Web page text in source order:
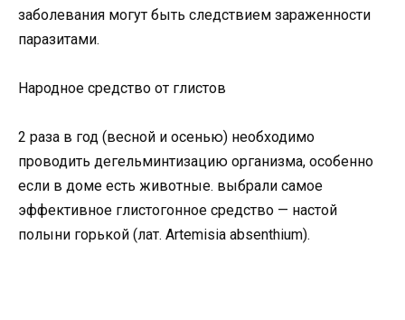
заболевания могут быть следствием зараженности
паразитами.
Народное средство от глистов
2 раза в год (весной и осенью) необходимо
проводить дегельминтизацию организма, особенно
если в доме есть животные. выбрали самое
эффективное глистогонное средство — настой
полыни горькой (лат. Artemisia absenthium).